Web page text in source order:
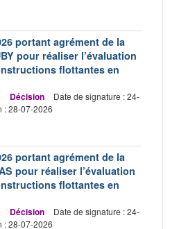
portant agrément de la
pour réaliser l’évaluation
flottantes en
Décision
Date de signature : 24-
: 28-07-2026
portant agrément de la
pour réaliser l’évaluation
flottantes en
Décision
Date de signature : 24-
: 28-07-2026